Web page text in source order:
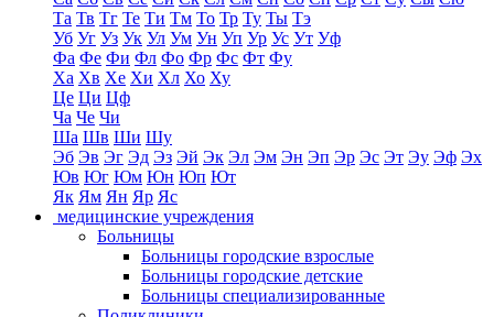
Та Тв Тг Те Ти Тм То Тр Ту Ты Тэ
Уб Уг Уз Ук Ул Ум Ун Уп Ур Ус Ут Уф
Фа Фе Фи Фл Фо Фр Фс Фт Фу
Ха Хв Хе Хи Хл Хо Ху
Це Ци Цф
Ча Че Чи
Ша Шв Ши Шу
Эб Эв Эг Эд Эз Эй Эк Эл Эм Эн Эп Эр Эс Эт Эу Эф Эх
Юв Юг Юм Юн Юп Ют
Як Ям Ян Яр Яс
медицинские учреждения
Больницы
Больницы городские взрослые
Больницы городские детские
Больницы специализированные